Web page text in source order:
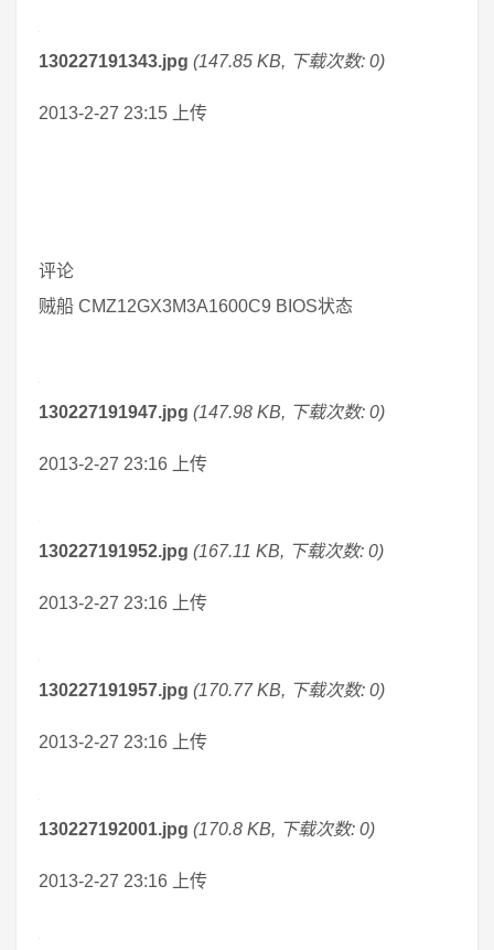
130227191343.jpg (147.85 KB, 下载次数: 0)
2013-2-27 23:15 上传
评论
贼船 CMZ12GX3M3A1600C9 BIOS状态
130227191947.jpg (147.98 KB, 下载次数: 0)
2013-2-27 23:16 上传
130227191952.jpg (167.11 KB, 下载次数: 0)
2013-2-27 23:16 上传
130227191957.jpg (170.77 KB, 下载次数: 0)
2013-2-27 23:16 上传
130227192001.jpg (170.8 KB, 下载次数: 0)
2013-2-27 23:16 上传